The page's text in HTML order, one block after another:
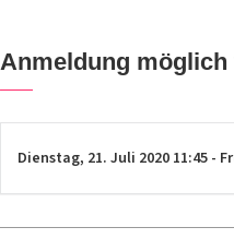
Anmeldung möglich
Dienstag, 21. Juli 2020 11:45 -